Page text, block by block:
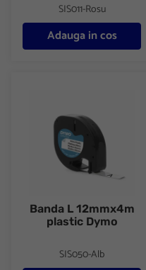
SIS011-Rosu
Adauga in cos
Banda L 12mmx4m
plastic Dymo
SIS050-Alb